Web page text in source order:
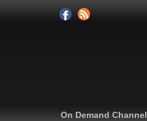
On Demand Channel